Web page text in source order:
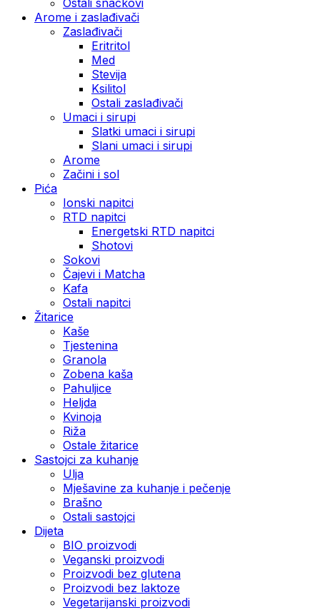
Arome i zaslađivači
Zaslađivači
Eritritol
Med
Stevija
Ksilitol
Ostali zaslađivači
Umaci i sirupi
Slatki umaci i sirupi
Slani umaci i sirupi
Arome
Začini i sol
Pića
Ionski napitci
RTD napitci
Energetski RTD napitci
Shotovi
Sokovi
Čajevi i Matcha
Kafa
Ostali napitci
Žitarice
Kaše
Tjestenina
Granola
Zobena kaša
Pahuljice
Heljda
Kvinoja
Riža
Ostale žitarice
Sastojci za kuhanje
Ulja
Mješavine za kuhanje i pečenje
Brašno
Ostali sastojci
Dijeta
BIO proizvodi
Veganski proizvodi
Proizvodi bez glutena
Proizvodi bez laktoze
Vegetarijanski proizvodi